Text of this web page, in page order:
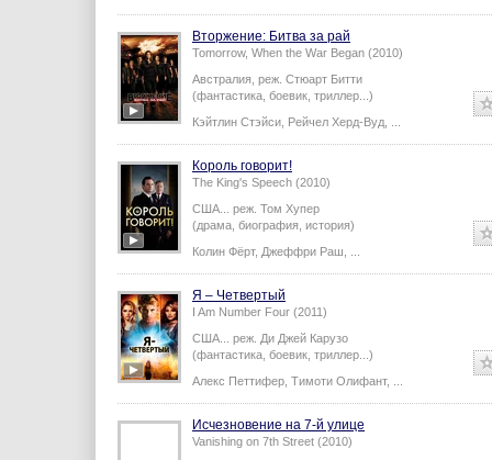
Вторжение: Битва за рай
Tomorrow, When the War Began (2010)
Австралия, реж. Стюарт Битти
(фантастика, боевик, триллер...)
Кэйтлин Стэйси Рейчел Херд-Вуд
Король говорит!
The King's Speech (2010)
США... реж. Том Хупер
(драма, биография, история)
Колин Фёрт, Джеффри Раш
Я – Четвертый
I Am Number Four (2011)
США... реж. Ди Джей Карузо
(фантастика, боевик, триллер...)
Алекс Петтифер Тимоти Олифант,
Исчезновение на 7-й улице
Vanishing on 7th Street (2010)